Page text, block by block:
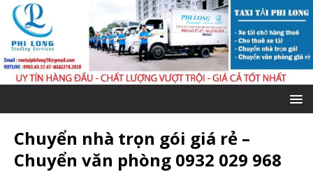
Chuyển nhà trọn gói giá rẻ –
Chuyển văn phòng 0932 029 968